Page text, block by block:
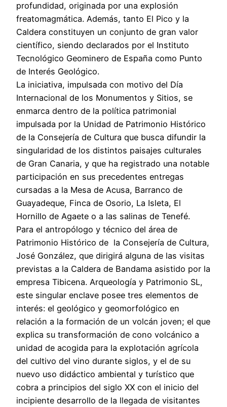
profundidad, originada por una explosión
freatomagmática. Además, tanto El Pico y la
Caldera constituyen un conjunto de gran valor
científico, siendo declarados por el Instituto
Tecnológico Geominero de España como Punto
de Interés Geológico.
La iniciativa, impulsada con motivo del Día
Internacional de los Monumentos y Sitios, se
enmarca dentro de la política patrimonial
impulsada por la Unidad de Patrimonio Histórico
de la Consejería de Cultura que busca difundir la
singularidad de los distintos paisajes culturales
de Gran Canaria, y que ha registrado una notable
participación en sus precedentes entregas
cursadas a la Mesa de Acusa, Barranco de
Guayadeque, Finca de Osorio, La Isleta, El
Hornillo de Agaete o a las salinas de Tenefé.
Para el antropólogo y técnico del área de
Patrimonio Histórico de la Consejería de Cultura,
José González, que dirigirá alguna de las visitas
previstas a la Caldera de Bandama asistido por la
empresa Tibicena. Arqueología y Patrimonio SL,
este singular enclave posee tres elementos de
interés: el geológico y geomorfológico en
relación a la formación de un volcán joven; el que
explica su transformación de cono volcánico a
unidad de acogida para la explotación agrícola
del cultivo del vino durante siglos, y el de su
nuevo uso didáctico ambiental y turístico que
cobra a principios del siglo XX con el inicio del
incipiente desarrollo de la llegada de visitantes